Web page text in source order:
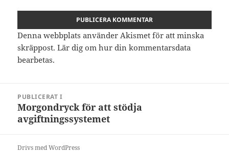
Denna webbplats använder Akismet för att minska
skräppost.Lär dig om hur din kommentarsdata
bearbetas.
PUBLICERAT I
Morgondryck för att stödja
avgiftningssystemet
Drivs med WordPress